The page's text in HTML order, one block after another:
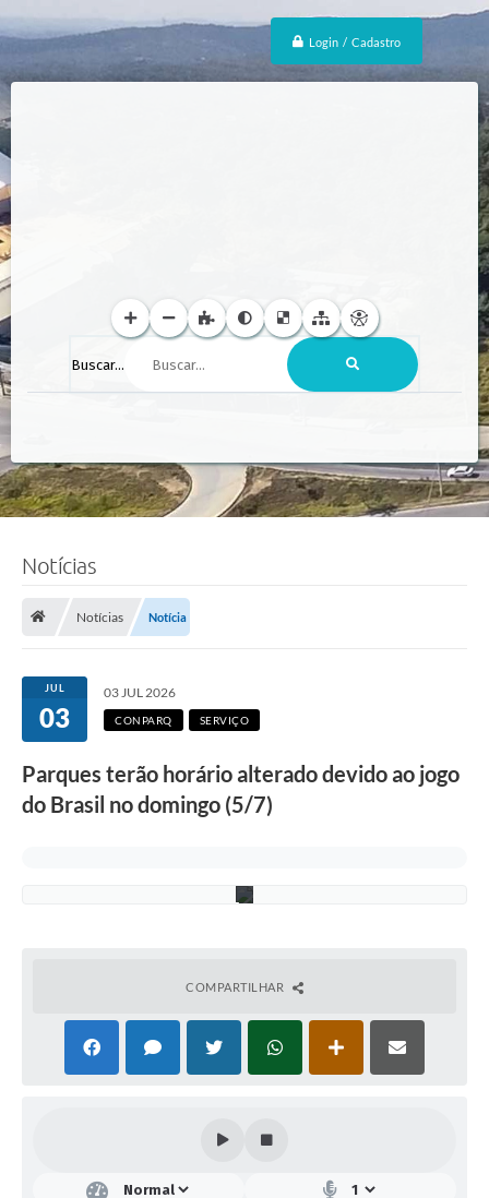
Login / Cadastro
Buscar...
Notícias
Notícias Notícia
JUL
03
03 JUL 2026
CONPARQ SERVIÇO
Parques terão horário alterado devido ao jogo
do Brasil no domingo (5/7)
l
m
COMPARTILHAR